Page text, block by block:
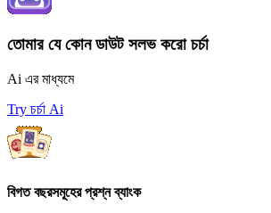
তোমার যে কোন ডাউট সলভ করো চর্চা
Ai এর মাধ্যমে
Try চর্চা Ai
বিগত বছরসমূহের প্রশ্ন ব্যাংক